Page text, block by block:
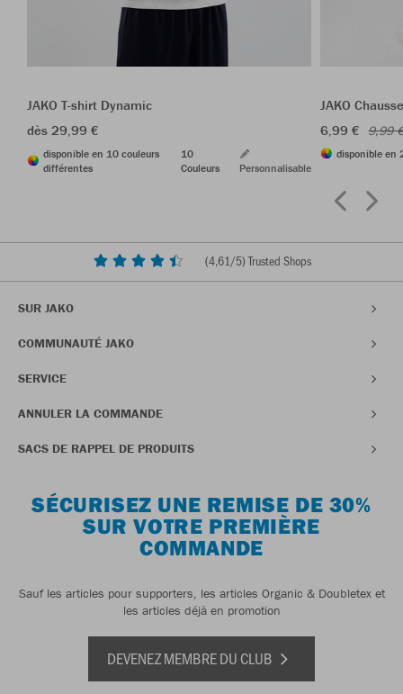
JAKO T-shirt Dynamic
dès 29,99 €
disponible en 10 couleurs
différentes
10
Couleurs
Personnalisable
JAKO
6,99 € 9,99
disponible en
(4,61/5) Trusted Shops
SUR JAKO
COMMUNAUTÉ JAKO
SERVICE
ANNULER LA COMMANDE
SACS DE RAPPEL DE PRODUITS
SÉCURISEZ UNE REMISE DE 30%
SUR VOTRE PREMIÈRE
COMMANDE
Sauf les articles pour supporters, les articles Organic & Doubletex et
les articles déjà en promotion
DEVENEZ MEMBRE DU CLUB